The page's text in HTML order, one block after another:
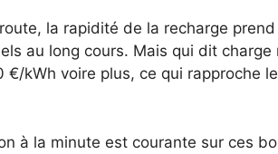
la rapidité de la recharge
au long cours. Mais qui dit
€/kWh voire plus, ce qui rapproche
à la minute est courante sur ces